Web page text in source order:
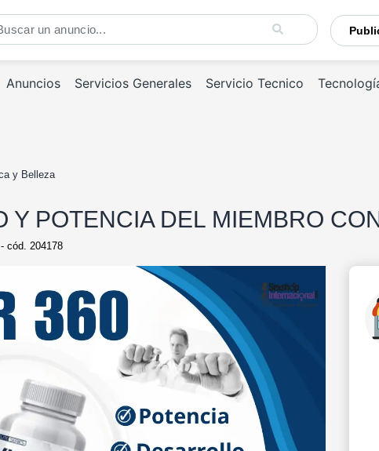
Anuncios Servicios Generales Servicio Tecnico
y Belleza
Y POTENCIA DEL MIEMBRO
- cód. 204178